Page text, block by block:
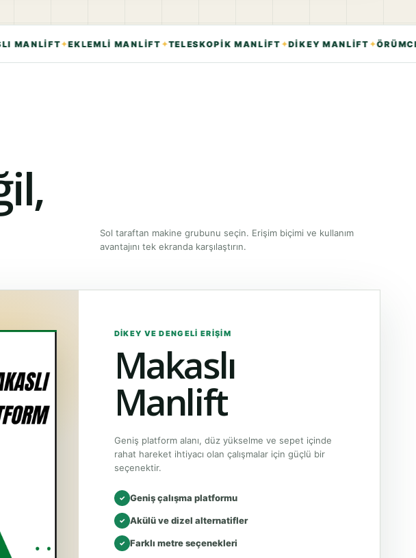
✦EKLEMLİ MANLİFT✦TELESKOPİK MANLİFT✦DİKEY MANLİFT✦
Sol taraftan makine grubunu seçin. Erişim biçimi ve kullanım
avantajını tek ekranda karşılaştırın.
DIKEY VE DENGELI ERIŞIM
Makaslı
Manlift
Geniş platform alanı, düz yükselme ve sepet içinde
rahat hareket ihtiyacı olan çalışmalar için güçlü bir
seçenektir.
✓ Geniş çalışma platformu
✓ Akülü ve dizel alternatifler
✓ Farklı metre seçenekleri